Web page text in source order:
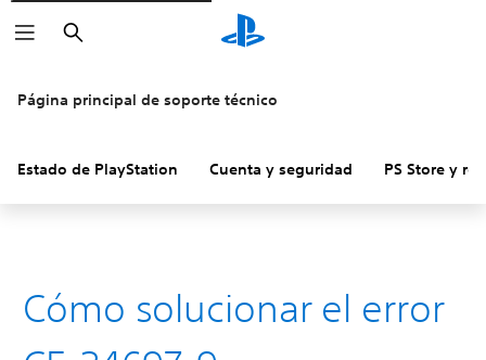
Buscar
Página principal de soporte técnico
Estado de PlayStation Cuenta y seguridad PS Store y
Cómo solucionar el error